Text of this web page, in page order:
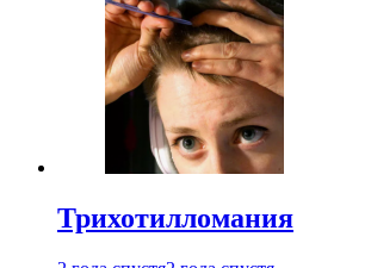
Трихотилломания